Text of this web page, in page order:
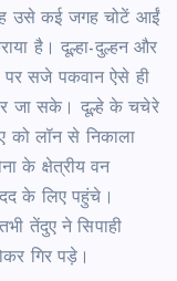
उसे कई जगह चोटें आईं
है। दूल्हा-दुल्हन और
पर सजे पकवान ऐसे ही
जा सके। दूल्हे के चचेरे
को लॉन से निकाला
के क्षेत्रीय वन
के लिए पहुंचे।
तेंदुए ने सिपाही
गिर पड़े।